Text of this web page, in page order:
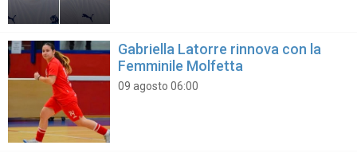
Gabriella Latorre rinnova con la
Femminile Molfetta
09 agosto 06:00